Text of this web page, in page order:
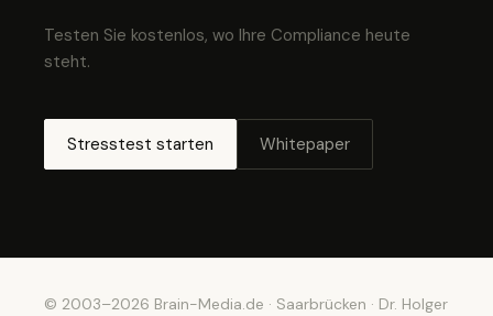
Testen Sie kostenlos, wo Ihre Compliance heute
steht.
Stresstest starten Whitepaper
© 2003–2026 Brain-Media.de · Saarbrücken · Dr. Holger